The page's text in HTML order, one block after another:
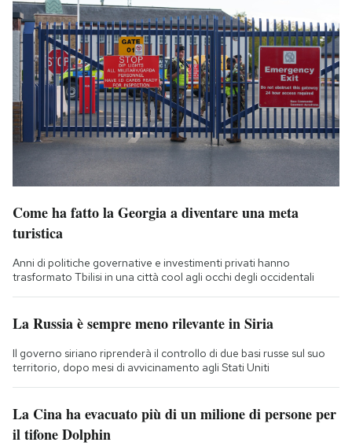
Come ha fatto la Georgia a diventare una meta
turistica
Anni di politiche governative e investimenti privati hanno
trasformato Tbilisi in una città cool agli occhi degli occidentali
La Russia è sempre meno rilevante in Siria
Il governo siriano riprenderà il controllo di due basi russe sul suo
territorio, dopo mesi di avvicinamento agli Stati Uniti
La Cina ha evacuato più di un milione di persone per
il tifone Dolphin